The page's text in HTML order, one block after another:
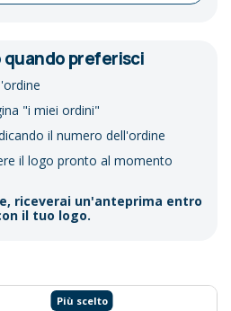
quando preferisci
"i miei ordini"
il numero dell'ordine
il logo pronto al momento
riceverai un'anteprima entro
il tuo logo.